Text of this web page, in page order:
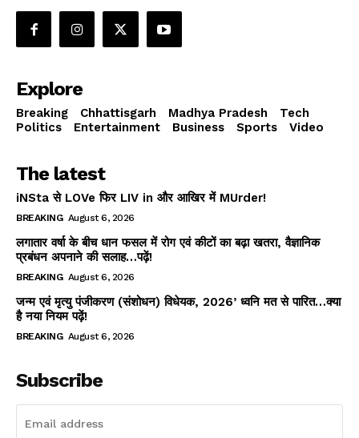
Explore
Breaking Chhattisgarh Madhya Pradesh
Tech
Politics
Entertainment Business Sports Video
The latest
iNSta से LOVe फिर LIV in और आखिर में MUrder!
BREAKING August 6, 2026
लगातार वर्षा के बीच धान फसल में रोग एवं कीटों का बढ़ा खतरा, वैज्ञानिक
प्रबंधन अपनाने की सलाह…पढ़ें!
BREAKING August 6, 2026
जन्म एवं मृत्यु पंजीकरण (संशोधन) विधेयक, 2026’ ध्वनि मत से पारित…क्या
है नया नियम पढ़ें!
BREAKING August 6, 2026
Subscribe